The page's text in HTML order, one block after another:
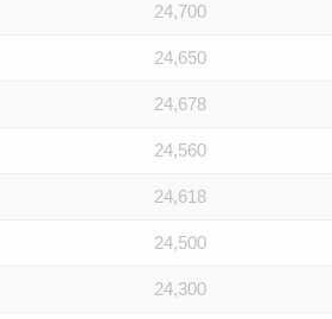
24,700
24,650
24,678
24,560
24,618
24,500
24,300